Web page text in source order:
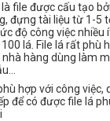
là file được cấu tạo
đựng tài liệu từ 1-5
độ công việc nhiều
lá. File lá rất phù
hàng dùng làm
hợp với công việc,
để có được file lá